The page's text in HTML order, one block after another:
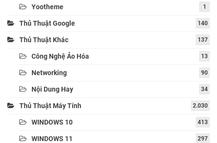
Yootheme 1
Thủ Thuật Google 140
Thủ Thuật Khác 137
Công Nghệ Ảo Hóa 13
Networking 90
Nội Dung Hay 34
Thủ Thuật Máy Tính 2.030
WINDOWS 10 413
WINDOWS 11 297